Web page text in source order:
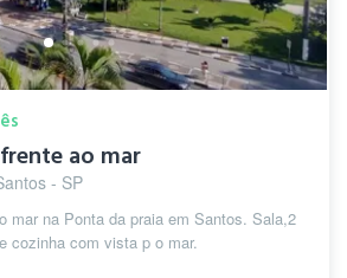
ao mar
- SP
mar na Ponta da praia em Santos. Sala,2
cozinha com vista p o mar.